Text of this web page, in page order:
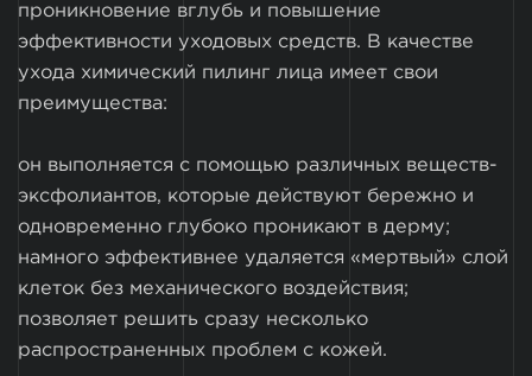
проникновение вглубь и повышение
эффективности уходовых средств. В качестве
ухода химический пилинг лица имеет свои
преимущества:
он выполняется с помощью различных веществ-
эксфолиантов, которые действуют бережно и
одновременно глубоко проникают в дерму;
намного эффективнее удаляется «мертвый» слой
клеток без механического воздействия;
позволяет решить сразу несколько
распространенных проблем с кожей.